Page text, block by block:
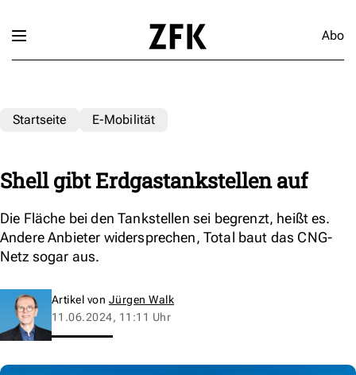
Abo
Startseite E-Mobilität
Shell gibt Erdgastankstellen auf
Die Fläche bei den Tankstellen sei begrenzt, heißt es.
Andere Anbieter widersprechen, Total baut das CNG-
Netz sogar aus.
Artikel von Jürgen Walk
11.06.2024, 11:11 Uhr